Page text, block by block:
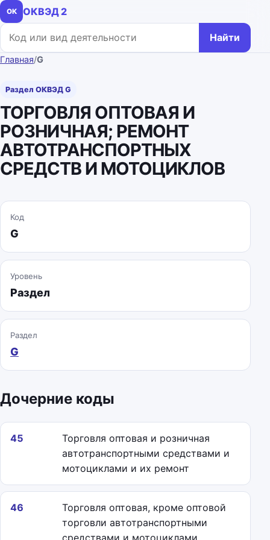
ОК
ОКВЭД 2
Поиск по коду или названию
Найти
Главная/G
Раздел ОКВЭД G
ТОРГОВЛЯ ОПТОВАЯ И
РОЗНИЧНАЯ; РЕМОНТ
АВТОТРАНСПОРТНЫХ
СРЕДСТВ И МОТОЦИКЛОВ
Код
G
Уровень
Раздел
Раздел
G
Дочерние коды
45
Торговля оптовая и розничная
автотранспортными средствами и
мотоциклами и их ремонт
46
Торговля оптовая, кроме оптовой
торговли автотранспортными
средствами и мотоциклами